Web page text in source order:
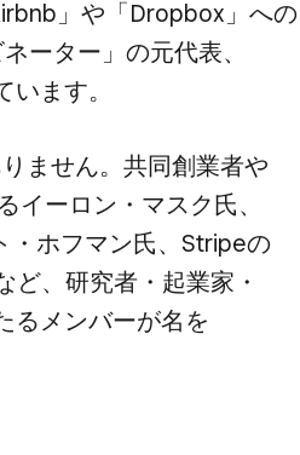
」や​「Dropbox」への​
ーター」の​元代表、​
ます。
ません。​共同創業者や​
ーロン・マスク氏、​
・ホフマン氏、​Stripeの​
ど、​研究者・起業家・
る​メンバーが​名を​